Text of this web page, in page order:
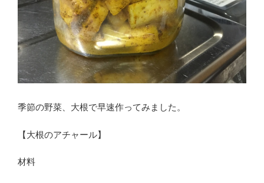
季節の野菜、大根で早速作ってみました。
【大根のアチャール】
材料